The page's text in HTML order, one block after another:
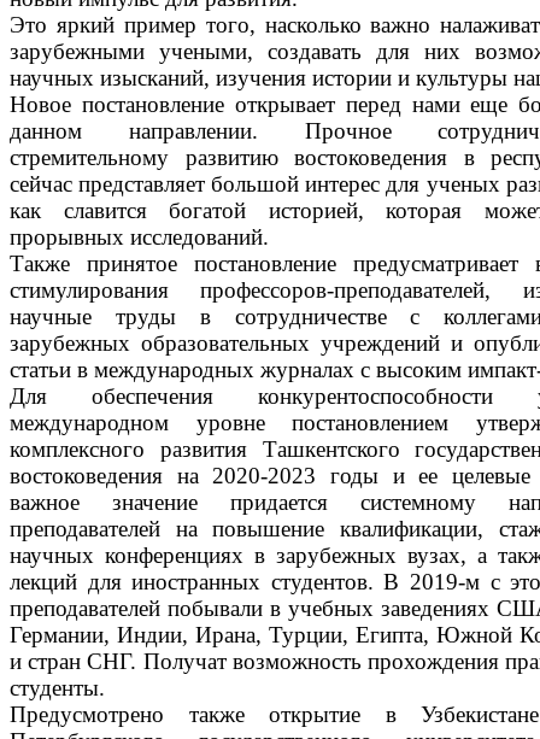
Это яркий пример того, насколько важно
зарубежными учеными, создавать для них
научных изысканий, изучения истории и культуры
Новое постановление открывает перед нами еще
данном направлении. Прочное
стремительному развитию востоковедения в
сейчас представляет большой интерес для ученых
как славится богатой историей, которая
прорывных исследований.
Также принятое постановление предусматривает
стимулирования профессоров-преподавателей,
научные труды в сотрудничестве с
зарубежных образовательных учреждений и
статьи в международных журналах с высоким
Для обеспечения конкурентоспособности
международном уровне постановлением
комплексного развития Ташкентского
востоковедения на 2020-2023 годы и ее целевые
важное значение придается системному
преподавателей на повышение квалификации,
научных конференциях в зарубежных вузах, а
лекций для иностранных студентов. В 2019-м с
преподавателей побывали в учебных заведениях
Германии, Индии, Ирана, Турции, Египта, Южной
и стран СНГ. Получат возможность прохождения
студенты.
Предусмотрено также открытие в